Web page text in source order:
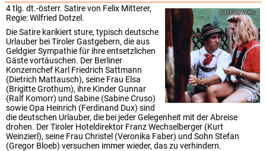
Euro Video
4 tlg. dt.-österr. Satire von Felix Mitterer,
Regie: Wilfried Dotzel.
Die Satire karikiert sture, typisch deutsche
Urlauber bei Tiroler Gastgebern, die aus
Geldgier Sympathie für ihre entsetzlichen
Gäste vortäuschen. Der Berliner
Konzernchef Karl Friedrich Sattmann
(Dietrich Mattausch), seine Frau Elsa
(Brigitte Grothum), ihre Kinder Gunnar
(Ralf Komorr) und Sabine (Sabine Cruso)
sowie Opa Heinrich (Ferdinand Dux) sind
die deutschen Urlauber, die bei jeder Gelegenheit mit der Abreise
drohen. Der Tiroler Hoteldirektor Franz Wechselberger (Kurt
Weinzierl), seine Frau Christel (Veronika Faber) und Sohn Stefan
(Gregor Bloeb) versuchen immer wieder, das zu verhindern.